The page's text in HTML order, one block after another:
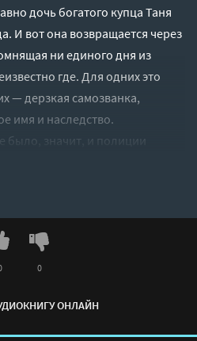
дочь богатого купца Таня
И вот она возвращается через
ни единого дня из
где. Для одних это
— дерзкая самозванка,
имя и наследство.
было, значит, и полиции
опасные угрозы…
золотой птицы - Логинова
ОНЛАЙН
0